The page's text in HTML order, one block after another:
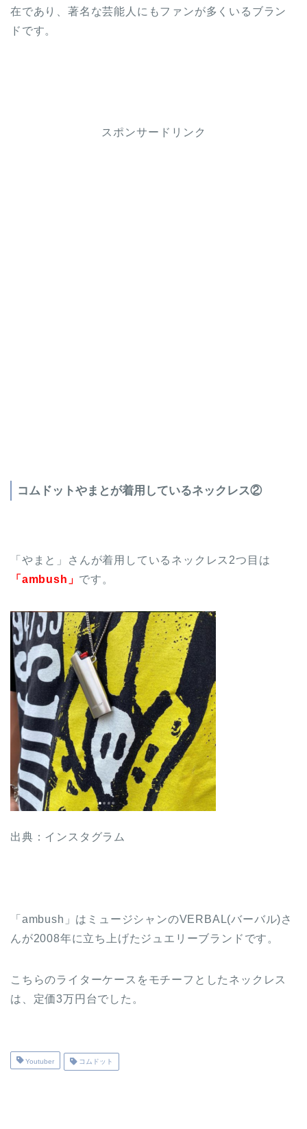
在であり、著名な芸能人にもファンが多くいるブラン
ドです。
スポンサードリンク
コムドットやまとが着用しているネックレス②
「やまと」さんが着用しているネックレス2つ目は
「ambush」 です。
出典：インスタグラム
「ambush」はミュージシャンのVERBAL(バーバル)さ
んが2008年に立ち上げたジュエリーブランドです。
こちらのライターケースをモチーフとしたネックレス
は、定価3万円台でした。
Youtuber コムドット